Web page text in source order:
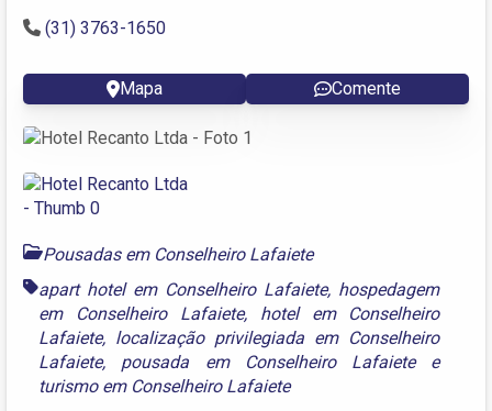
(31) 3763-1650
Mapa Comente
Pousadas em Conselheiro Lafaiete
apart hotel em Conselheiro Lafaiete, hospedagem
em Conselheiro Lafaiete, hotel em Conselheiro
Lafaiete, localização privilegiada em Conselheiro
Lafaiete, pousada em Conselheiro Lafaietee
turismo em Conselheiro Lafaiete